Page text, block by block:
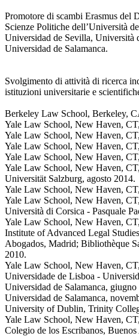
Promotore di scambi Erasmus del
Scienze Politiche dell’Università
Universidad de Sevilla, Università
Universidad de Salamanca.
Svolgimento di attività di ricerca
istituzioni universitarie e
Berkeley Law School, Berkeley,
Yale Law School, New Haven,
Yale Law School, New Haven,
Yale Law School, New Haven,
Yale Law School, New Haven,
Yale Law School, New Haven,
Universität Salzburg, agosto 2014.
Yale Law School, New Haven,
Yale Law School, New Haven,
Università di Corsica - Pasquale
Yale Law School, New Haven,
Institute of Advanced Legal
Abogados, Madrid; Bibliothèque
2010.
Yale Law School, New Haven,
Universidade de Lisboa -
Universidad de Salamanca, giugno
Universidad de Salamanca,
University of Dublin, Trinity
Yale Law School, New Haven,
Colegio de los Escribanos,